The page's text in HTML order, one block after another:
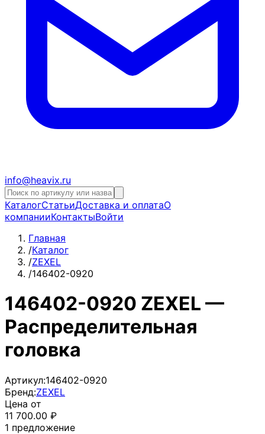
info@heavix.ru
КаталогСтатьиДоставка и оплатаО
компанииКонтактыВойти
Главная
/Каталог
/ZEXEL
/146402-0920
146402-0920 ZEXEL —
Распределительная
головка
Артикул:146402-0920
Бренд:ZEXEL
Цена от
11 700.00 ₽
1 предложение